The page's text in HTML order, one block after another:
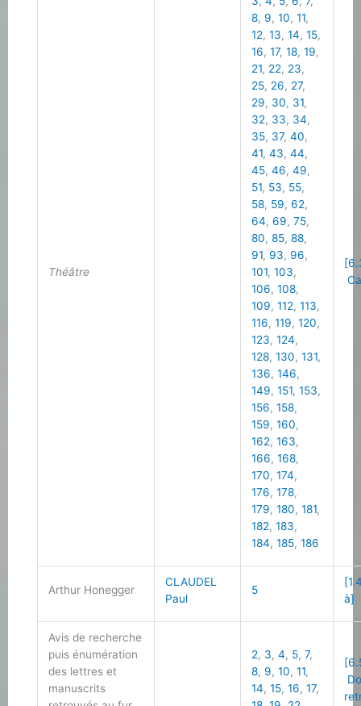
Théâtre
8, 9,10,11,
12,13,14,15,
16,17,18,19,
21, 22, 23,
25, 26, 27,
29, 30, 31,
32, 33, 34,
35, 37,40,
41,43,44,
45,46,49,
51, 53, 55,
58, 59,62,
64,69,75,
80,85,88,
91, 93, 96,
101,103,
106,108,
109,112,113,
116,119,120,
123,124,
128,130,131,
136,146,
149,151,153,
156,158,
159,160,
162,163,
166,168,
170,174,
176,178,
179,180,181,
182,183,
184,185,186
Arthur Honegger
CLAUDEL
Paul
5
à]
Avis de recherche
puis énumération
des lettres et
manuscrits
2, 3,4, 5,7,
8, 9,10,11,
14,15,16,17,